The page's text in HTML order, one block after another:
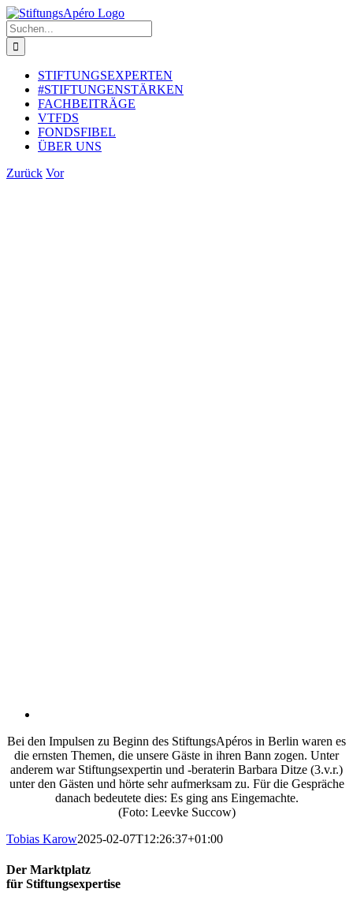
Zum
Inhalt
springen
Suche
nach:
STIFTUNGSEXPERTEN
#STIFTUNGENSTÄRKEN
FACHBEITRÄGE
VTFDS
FONDSFIBEL
ÜBER UNS
Zurück Vor
Bei den Impulsen zu Beginn des StiftungsApéros in Berlin waren es
die ernsten Themen, die unsere Gäste in ihren Bann zogen. Unter
anderem war Stiftungsexpertin und -beraterin Barbara Ditze (3.v.r.)
unter den Gästen und hörte sehr aufmerksam zu. Für die Gespräche
danach bedeutete dies: Es ging ans Eingemachte.
(Foto: Leevke Succow)
Tobias Karow2025-02-07T12:26:37+01:00
Der Marktplatz
für Stiftungsexpertise